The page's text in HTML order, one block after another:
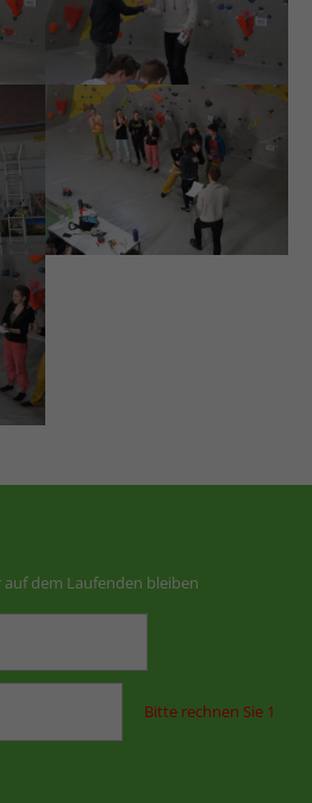
dem Laufenden bleiben
Bitte rechnen Sie 1